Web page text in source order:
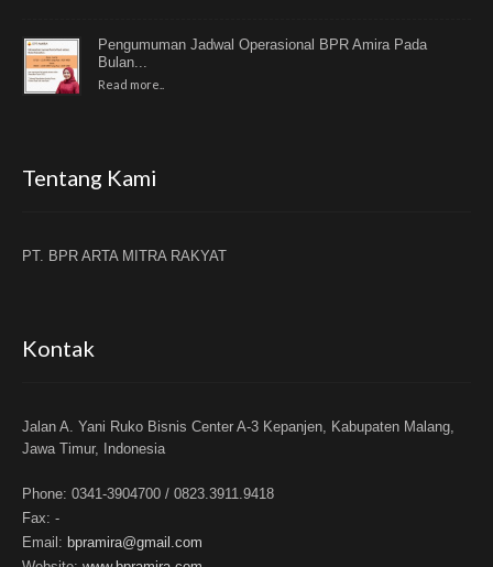
Pengumuman Jadwal Operasional BPR Amira Pada
Bulan...
Read more..
Tentang Kami
PT. BPR ARTA MITRA RAKYAT
Kontak
Jalan A. Yani Ruko Bisnis Center A-3 Kepanjen, Kabupaten Malang,
Jawa Timur, Indonesia
Phone: 0341-3904700 / 0823.3911.9418
Fax: -
Email: bpramira@gmail.com